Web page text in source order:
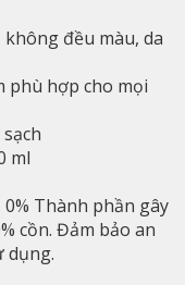
không đều màu, da
phù hợp cho mọi
ml
0% Thành phần gây
cồn. Đảm bảo an
dụng.